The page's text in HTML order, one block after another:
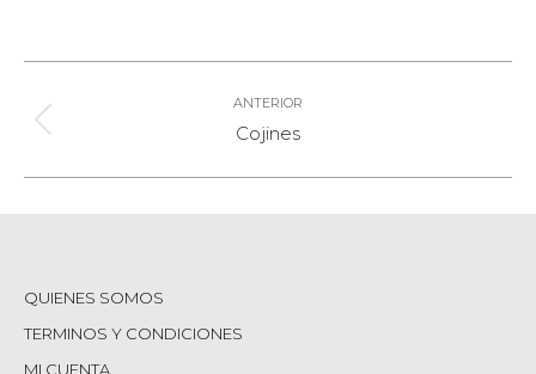
Entre
Álbumes
ANTERIOR
Álbum
Cojines
QUIENES SOMOS
TERMINOS Y CONDICIONES
MI CUENTA